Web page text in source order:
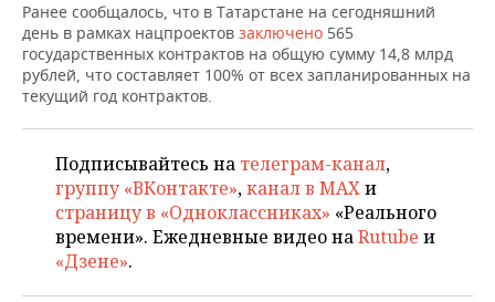
Ранее сообщалось, что в Татарстане на сегодняшний
день в рамках нацпроектов заключено 565
государственных контрактов на общую сумму 14,8 млрд
рублей, что составляет 100% от всех запланированных на
текущий год контрактов.
Подписывайтесь на телеграм-канал,
группу «ВКонтакте»,канал в MAXи
страницу в «Одноклассниках» «Реального
времени». Ежедневные видео наRutube и
«Дзене».